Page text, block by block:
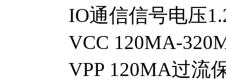
IO通信信号电压
VCC 120MA-
VPP 120MA过流